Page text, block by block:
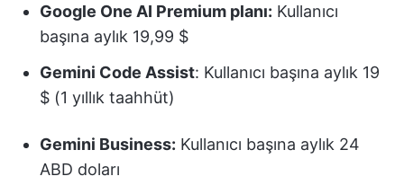
Google One AI Premium planı: Kullanıcı
başına aylık 19,99 $
Gemini Code Assist: Kullanıcı başına aylık 19
$ (1 yıllık taahhüt)
Gemini Business: Kullanıcı başına aylık 24
ABD doları